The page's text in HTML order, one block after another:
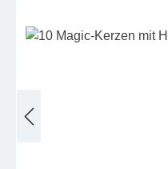
Bildergalerie überspringen